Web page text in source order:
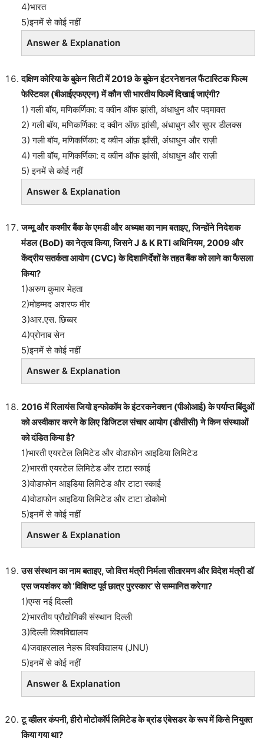
4)भारत
5)इनमें से कोई नहीं
Answer & Explanation
दक्षिण कोरिया के बुकेन सिटी में 2019 के बुकेन इंटरनेशनल फैंटास्टिक फिल्म
फेस्टिवल (बीआईएफएएन) में कौन सी भारतीय फिल्में दिखाई जाएंगी?
1) गली बॉय, मणिकर्णिका: द क्वीन ऑफ झांसी, अंधाधुन और पद्मावत
2) गली बॉय, मणिकर्णिका: द क्वीन ऑफ़ झांसी, अंधाधुन और सुपर डीलक्स
3) गली बॉय, मणिकर्णिका: द क्वीन ऑफ़ झाँसी, अंधाधुन और राज़ी
4) गली बॉय, मणिकर्णिका: द क्वीन ऑफ झांसी, अंधाधुन और राज़ी
5) इनमें से कोई नहीं
Answer & Explanation
जम्मू और कश्मीर बैंक के एमडी और अध्यक्ष का नाम बताइए, जिन्होंने निदेशक
मंडल (BoD) का नेतृत्व किया, जिसने J & K RTI अधिनियम, 2009 और
केंद्रीय सतर्कता आयोग (CVC) के दिशानिर्देशों के तहत बैंक को लाने का फैसला
किया?
1)अरुण कुमार मेहता
2)मोहम्मद अशरफ मीर
3)आर.एस. छिब्बर
4)प्रोनाब सेन
5)इनमें से कोई नहीं
Answer & Explanation
2016 में रिलायंस जियो इन्फोकॉम के इंटरकनेक्शन (पीओआई) के पर्याप्त बिंदुओं
को अस्वीकार करने के लिए डिजिटल संचार आयोग (डीसीसी) ने किन संस्थाओं
को दंडित किया है?
1)भारती एयरटेल लिमिटेड और वोडाफोन आइडिया लिमिटेड
2)भारती एयरटेल लिमिटेड और टाटा स्काई
3)वोडाफोन आइडिया लिमिटेड और टाटा स्काई
4)वोडाफोन आइडिया लिमिटेड और टाटा डोकोमो
5)इनमें से कोई नहीं
Answer & Explanation
उस संस्थान का नाम बताइए, जो वित्त मंत्री निर्मला सीतारमण और विदेश मंत्री डॉ
एस जयशंकर को ‘विशिष्ट पूर्व छात्र पुरस्कार’ से सम्मानित करेगा?
1)एम्स नई दिल्ली
2)भारतीय प्रौद्योगिकी संस्थान दिल्ली
3)दिल्ली विश्वविद्यालय
4)जवाहरलाल नेहरू विश्वविद्यालय (JNU)
5)इनमें से कोई नहीं
Answer & Explanation
टू व्हीलर कंपनी, हीरो मोटोकॉर्प लिमिटेड के ब्रांड एंबेसडर के रूप में किसे नियुक्त
किया गया था?